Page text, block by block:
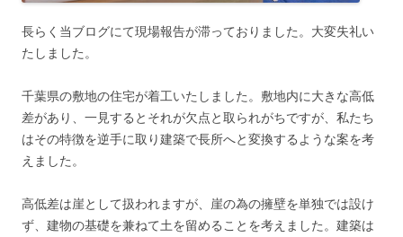
長らく当ブログにて現場報告が滞っておりました。大変失礼い
たしました。
千葉県の敷地の住宅が着工いたしました。敷地内に大きな高低
差があり、一見するとそれが欠点と取られがちですが、私たち
はその特徴を逆手に取り建築で長所へと変換するような案を考
えました。
高低差は崖として扱われますが、崖の為の擁壁を単独では設け
ず、建物の基礎を兼ねて土を留めることを考えました。建築は